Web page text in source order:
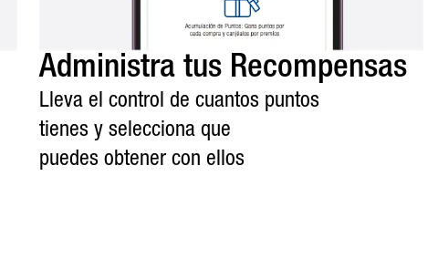
Administra tus Recompensas
Lleva el control de cuantos puntos
tienes y selecciona que
puedes obtener con ellos